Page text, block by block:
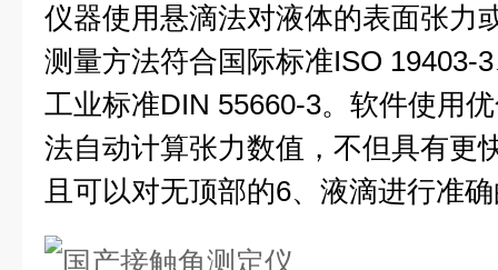
仪器使用悬滴法对液体的表面张力
测量方法符合国际标准ISO 19403-
工业标准DIN 55660-3。软件使用
法自动计算张力数值，不但具有更
且可以对无顶部的6、液滴进行准